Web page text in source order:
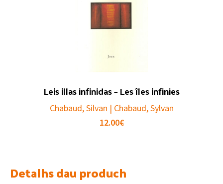
Leis illas infinidas – Les îles infinies
Chabaud, Silvan | Chabaud, Sylvan
12.00€
Detalhs dau produch